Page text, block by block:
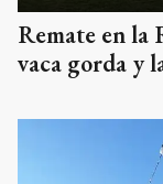
Remate en la
vaca gorda y